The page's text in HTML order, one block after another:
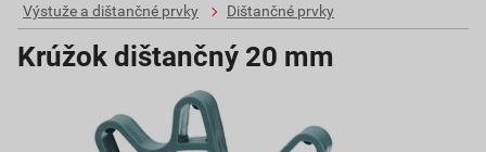
Výstuže a dištančné prvky
Dištančné prvky
Krúžok dištančný 20 mm